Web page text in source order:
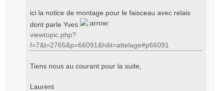
ici la notice de montage pour le faisceau avec relais
dont parle Yves
viewtopic.php?
f=7&t=2765&p=66091&hilit=attelage#p66091
Tiens nous au courant pour la suite,
Laurent